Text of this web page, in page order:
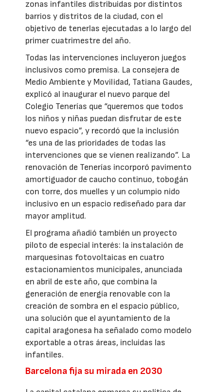
zonas infantiles distribuidas por distintos
barrios y distritos de la ciudad, con el
objetivo de tenerlas ejecutadas a lo largo del
primer cuatrimestre del año.
Todas las intervenciones incluyeron juegos
inclusivos como premisa. La consejera de
Medio Ambiente y Movilidad, Tatiana Gaudes,
explicó al inaugurar el nuevo parque del
Colegio Tenerías que “queremos que todos
los niños y niñas puedan disfrutar de este
nuevo espacio”, y recordó que la inclusión
“es una de las prioridades de todas las
intervenciones que se vienen realizando”. La
renovación de Tenerías incorporó pavimento
amortiguador de caucho continuo, tobogán
con torre, dos muelles y un columpio nido
inclusivo en un espacio rediseñado para dar
mayor amplitud.
El programa añadió también un proyecto
piloto de especial interés: la instalación de
marquesinas fotovoltaicas en cuatro
estacionamientos municipales, anunciada
en abril de este año, que combina la
generación de energía renovable con la
creación de sombra en el espacio público,
una solución que el ayuntamiento de la
capital aragonesa ha señalado como modelo
exportable a otras áreas, incluidas las
infantiles.
Barcelona fija su mirada en 2030